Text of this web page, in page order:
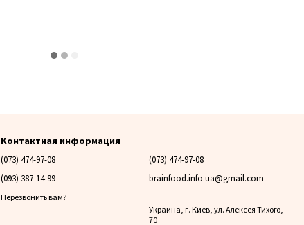
Контактная информация
(073) 474-97-08
(093) 387-14-99
Перезвонить вам?
(073) 474-97-08
brainfood.info.ua@gmail.com
Украина, г. Киев, ул. Алексея Тихого,
70